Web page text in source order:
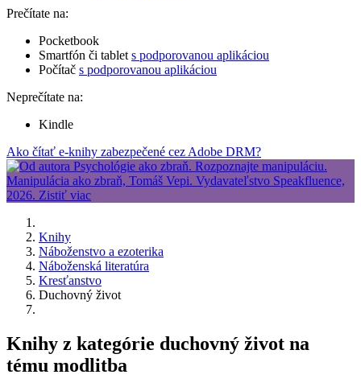
Prečítate na:
Pocketbook
Smartfón či tablet s podporovanou aplikáciou
Počítač s podporovanou aplikáciou
Neprečítate na:
Kindle
Ako čítať e-knihy zabezpečené cez Adobe DRM?
Knihy
Náboženstvo a ezoterika
Náboženská literatúra
Kresťanstvo
Duchovný život
Knihy z kategórie duchovný život na
tému modlitba